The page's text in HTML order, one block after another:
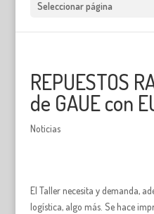
Seleccionar página
REPUESTOS
de GAUE con
Noticias
El Taller necesita y demanda,
logística, algo más. Se hace